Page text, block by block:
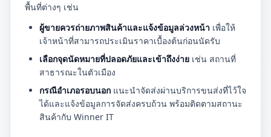
พื้นที่ต่างๆ เช่น
ผู้ขายควรถ่ายภาพสินค้าและแจ้งข้อมูลล่วงหน้า เพื่อให้
เจ้าหน้าที่สามารถประเมินราคาเบื้องต้นก่อนนัดรับ
เลือกจุดนัดหมายที่ปลอดภัยและเข้าถึงง่าย เช่น สถานที่
สาธารณะในตัวเมือง
กรณีอำเภอรอบนอก แนะนำจัดส่งผ่านบริการขนส่งที่ไว้ใจ
ได้และแจ้งข้อมูลการจัดส่งครบถ้วน พร้อมติดตามสถานะ
สินค้ากับ Winner IT